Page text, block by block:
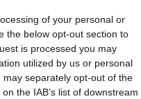
of your personal or
the below opt-out section to
is processed you may
utilized by us or personal
separately opt-out of the
the IAB’s list of downstream